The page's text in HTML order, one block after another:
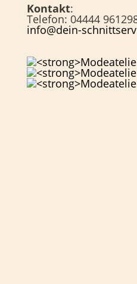
Kontakt:
Telefon: 04444
info@dein-